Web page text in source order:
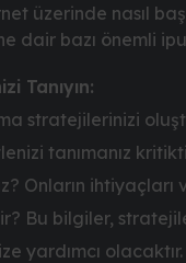
üzerinde nasıl
dair bazı önemli
Tanıyın:
stratejilerinizi
tanımanız
Onların ihtiyaçları
Bu bilgiler,
yardımcı olacaktır.